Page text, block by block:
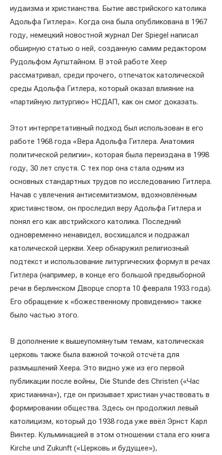
иудаизма и христианства. Бытие австрийского католика
Адольфа Гитлера». Когда она была опубликована в 1967
году, немецкий новостной журнал Der Spiegel написал
обширную статью о ней, созданную самим редактором
Рудольфом Аугштайном. В этой работе Хеер
рассматривал, среди прочего, отпечаток католической
среды Адольфа Гитлера, который оказал влияние на
«партийную литургию» НСДАП, как он смог доказать.
Этот интерпретативный подход был использован в его
работе 1968 года «Вера Адольфа Гитлера. Анатомия
политической религии», которая была переиздана в 1998
году, 30 лет спустя. С тех пор она стала одним из
основных стандартных трудов по исследованию Гитлера.
Начав с увлечения антисемитизмом, вдохновлённым
христианством, он проследил веру Адольфа Гитлера и
понял его как австрийского католика. Последний
одновременно ненавидел, восхищался и подражал
католической церкви. Хеер обнаружил религиозный
подтекст и использование литургических формул в речах
Гитлера (например, в конце его большой предвыборной
речи в берлинском Дворце спорта 10 февраля 1933 года).
Его обращение к «божественному провидению» также
было частью этого.
В дополнение к вышеупомянутым темам, католическая
церковь также была важной точкой отсчёта для
размышлений Хеера. Это видно уже из его первой
публикации после войны, Die Stunde des Christen («Час
христианина»), где он призывает христиан участвовать в
формировании общества. Здесь он продолжил левый
католицизм, который до 1938 года уже ввёл Эрнст Карл
Винтер. Кульминацией в этом отношении стала его книга
Kirche und Zukunft («Церковь и будущее»),